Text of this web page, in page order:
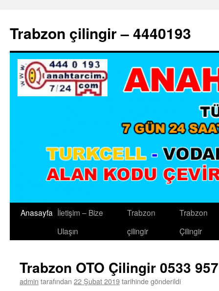
Trabzon çilingir – 4440193
İçeriğe
Anasayfa İletişim – Bize
Ulaşın
Trabzon
çilingir
Trabzon
Çilingir
Trabzon OTO Çilingir 0533
admin tarafından 22 Şubat 2019tarihinde gönderildi